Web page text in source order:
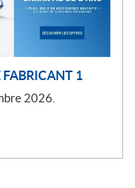
FABRICANT 1
2026.